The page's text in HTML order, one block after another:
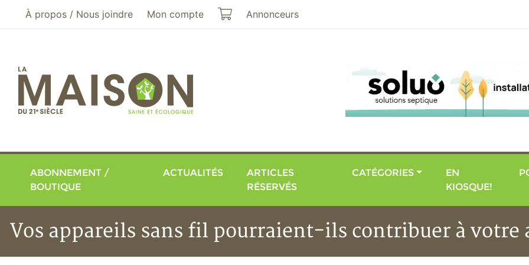
Aller au menu principal
Aller au contenu principal
À propos / Nous joindre Mon compte Mon panier
Annonceurs
ABONNEMENT /
BOUTIQUE
ACTUALITÉS
ARTICLES
RÉSERVÉS
CATÉGORIES
EN
KIOSQUE!
Vos appareils sans fil pourraient-ils contribuer à votre